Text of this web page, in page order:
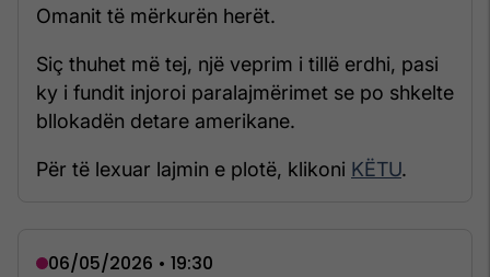
Omanit të mërkurën herët.
Siç thuhet më tej, një veprim i tillë erdhi, pasi
ky i fundit injoroi paralajmërimet se po shkelte
bllokadën detare amerikane.
Për të lexuar lajmin e plotë, klikoni KËTU.
06/05/2026 • 19:30